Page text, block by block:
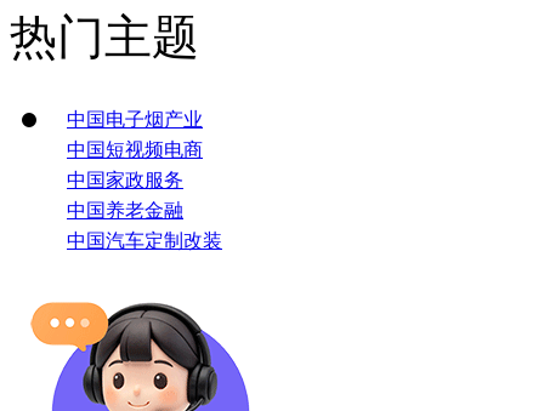
热门主题
中国电子烟产业
中国短视频电商
中国家政服务
中国养老金融
中国汽车定制改装